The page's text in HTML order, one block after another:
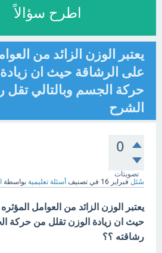
اطرح سؤالاً
يعتبر الوزن الزائد من
على الرشاقة حيث ان
حركة الجسم وبالتالي تقل
الشرح
0
تصويتات
سُئل فبراير 16 في تصنيف أسئلة تعليمية بواسطة
يعتبر الوزن الزائد من العوامل
حيث ان زيادة الوزن تقلل من حركة
رشاقته ؟؟